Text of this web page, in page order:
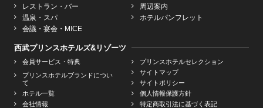
レストラン・バー
温泉・スパ
会議・宴会・MICE
周辺案内
ホテルパンフレット
西武プリンスホテルズ&リゾーツ
会員サービス・特典
プリンスホテルブランドについ
て
ホテル一覧
会社情報
プリンスホテルセレクション
サイトマップ
サイトポリシー
個人情報保護方針
特定商取引法に基づく表記